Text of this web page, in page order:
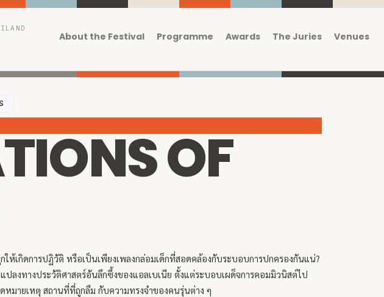
About the Festival Programme Awards The Juries Venues
OF
ห้เกิดการปฏิวัติ หรือเป็นเพียงเพลงกล่อมเด็กที่สอดคล้องกับระบอบการปกครองกันแน่?
ลงทางประวัติศาสตร์อันลึกซึ้งของแอลเบเนีย ตั้งแต่ระบอบเผด็จการคอมมิวนิสต์ไป
มายเหตุ สถานที่ที่ถูกลืม กับความทรงจำของคนรุ่นต่าง ๆ